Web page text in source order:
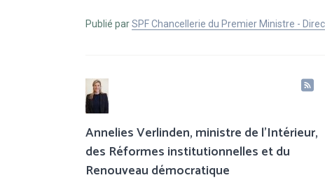
Publié parSPF Chancellerie du Premier Ministre -
Annelies Verlinden, ministre de l’Intérieur,
des Réformes institutionnelles et du
Renouveau démocratique